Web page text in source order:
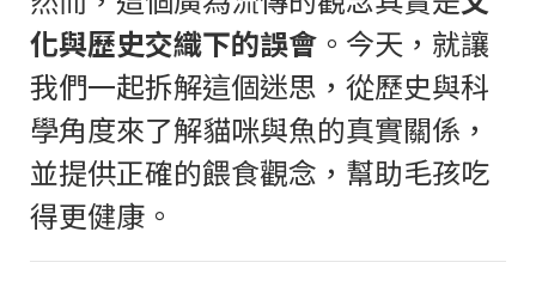
化與歷史交織下的誤會 。今天，就讓
我們一起拆解這個迷思，從歷史與科
學角度來了解貓咪與魚的真實關係，
並提供正確的餵食觀念，幫助毛孩吃
得更健康。